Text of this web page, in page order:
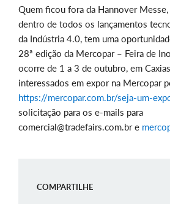
Quem ficou fora da Hannover
dentro de todos os lançamentos
da Indústria 4.0, tem uma
28ª edição da Mercopar – Feira de
ocorre de 1 a 3 de outubro, em
interessados em expor na Mercopar
https://mercopar.com.br/seja-um-
solicitação para os e-mails para
comercial@tradefairs.com.br e
COMPARTILHE